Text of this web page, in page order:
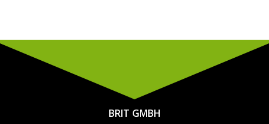
BRIT GMBH